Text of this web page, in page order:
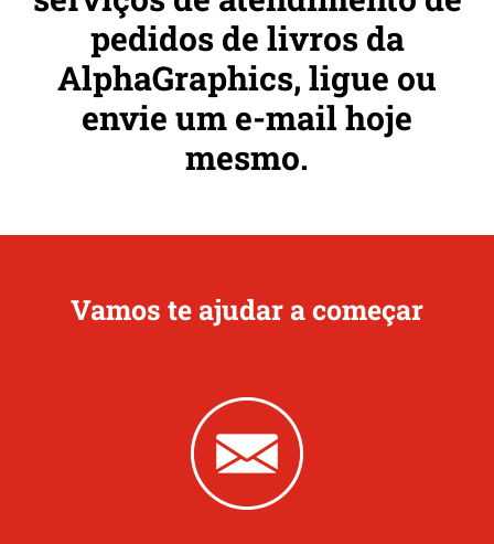
pedidos de livros da
AlphaGraphics, ligue ou
envie um e-mail hoje
mesmo.
Vamos te ajudar a começar